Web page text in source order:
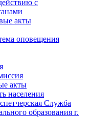
с
акты
оповещения
акты
населения
Служба
образования г.